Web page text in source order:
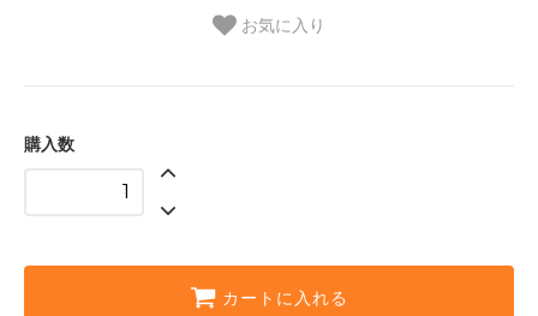
お気に入り
購入数
カートに入れる